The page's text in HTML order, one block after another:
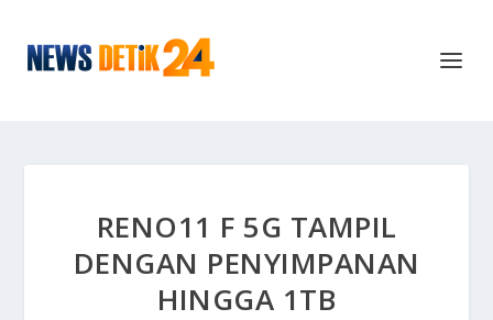
RENO11 F 5G TAMPIL
DENGAN PENYIMPANAN
HINGGA 1TB